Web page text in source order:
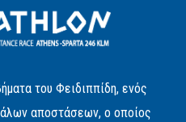
του Φειδιππίδη, ενός
αποστάσεων, ο οποίος